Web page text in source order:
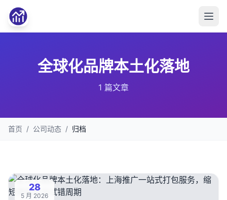
全球化品牌本土化落地
1 篇文章
首页 / 公司动态 / 归档
28
5 月 2026